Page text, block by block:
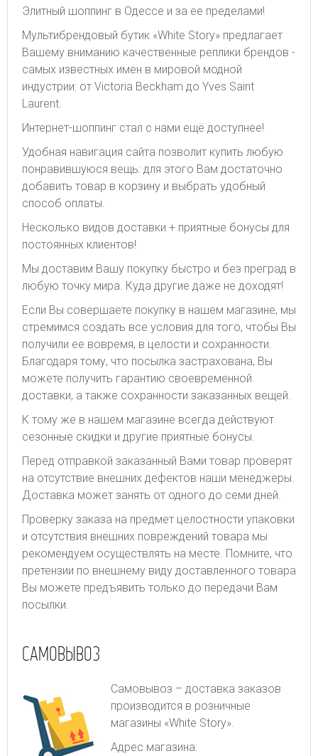
Элитный шоппинг в Одессе и за ее пределами!
Мультибрендовый бутик «White Story» предлагает
Вашему вниманию качественные реплики брендов -
самых известных имен в мировой модной
индустрии: от Victoria Beckham до Yves Saint
Laurent.
Интернет-шоппинг стал с нами ещё доступнее!
Удобная навигация сайта позволит купить любую
понравившуюся вещь: для этого Вам достаточно
добавить товар в корзину и выбрать удобный
способ оплаты.
Несколько видов доставки + приятные бонусы для
постоянных клиентов!
Мы доставим Вашу покупку быстро и без преград в
любую точку мира. Куда другие даже не доходят!
Если Вы совершаете покупку в нашем магазине, мы
стремимся создать все условия для того, чтобы Вы
получили ее вовремя, в целости и сохранности.
Благодаря тому, что посылка застрахована, Вы
можете получить гарантию своевременной
доставки, а также сохранности заказанных вещей.
К тому же в нашем магазине всегда действуют
сезонные скидки и другие приятные бонусы.
Перед отправкой заказанный Вами товар проверят
на отсутствие внешних дефектов наши менеджеры.
Доставка может занять от одного до семи дней.
Проверку заказа на предмет целостности упаковки
и отсутствия внешних повреждений товара мы
рекомендуем осуществлять на месте. Помните, что
претензии по внешнему виду доставленного товара
Вы можете предъявить только до передачи Вам
посылки.
САМОВЫВОЗ
Самовывоз – доставка заказов
производится в розничные
магазины «White Story».
Адрес магазина: